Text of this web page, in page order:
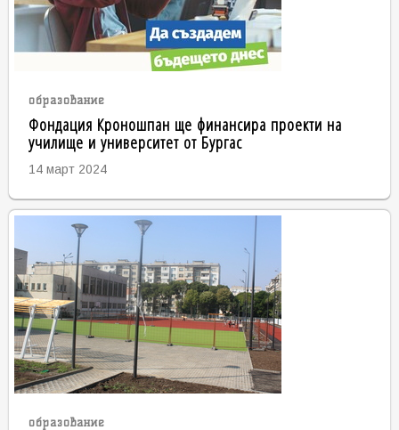
образование
Фондация Кроношпан ще финансира проекти на
училище и университет от Бургас
14 март 2024
образование